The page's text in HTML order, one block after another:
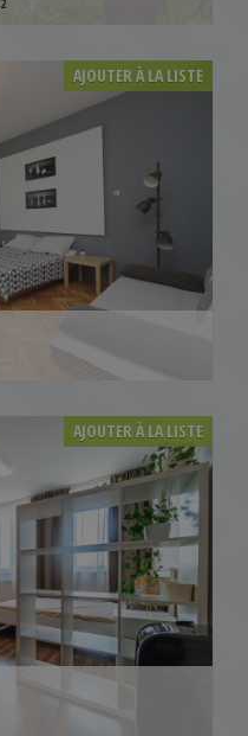
AJOUTER À LA LISTE
AJOUTER À LA LISTE